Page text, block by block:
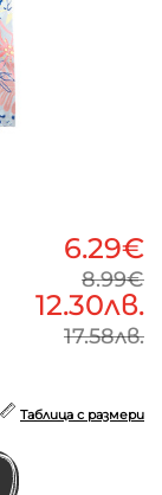
6.29€
8.99€
12.30лв.
17.58лв.
Таблица с размери